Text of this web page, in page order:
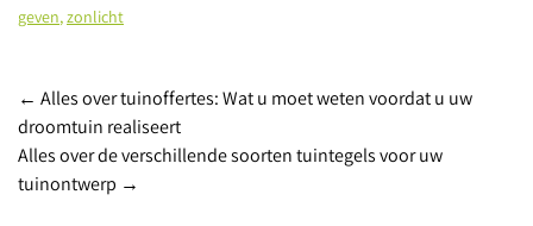
geven,zonlicht
Berichtnavigatie
← Alles over tuinoffertes: Wat u moet weten voordat u uw
droomtuin realiseert
Alles over de verschillende soorten tuintegels voor uw
tuinontwerp →